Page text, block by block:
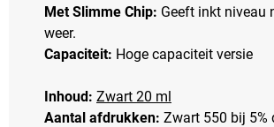
Met Slimme Chip: Geeft inkt niveau
weer.
Capaciteit: Hoge capaciteit versie
Inhoud: Zwart 20 ml
Aantal afdrukken: Zwart 550 bij 5%